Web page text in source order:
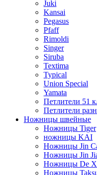
Juki
Kansai
Pegasus
Pfaff
Rimoldi
Singer
Siruba
Textima
Typical
Union Special
Yamata
Петлители 51
Петлители
Ножницы швейные
Ножницы Tiger
ножницы KAI
Ножницы Jin
Ножницы Jin
Ножницы De
Ножницы